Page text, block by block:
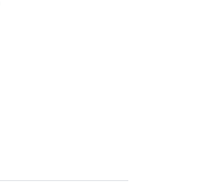
에콰도르